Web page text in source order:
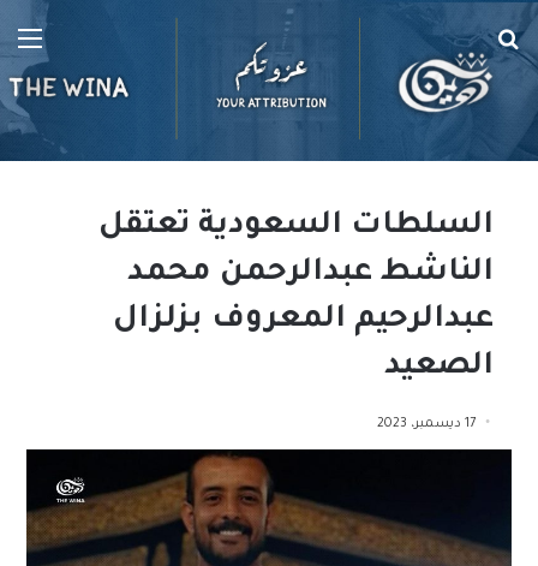
بحث
عن
السلطات السعودية تعتقل
الناشط عبدالرحمن محمد
عبدالرحيم المعروف بزلزال
الصعيد
17 ديسمبر، 2023